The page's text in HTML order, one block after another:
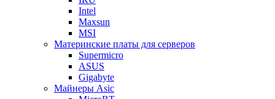
Intel
Maxsun
MSI
Материнские платы для серверов
Supermicro
ASUS
Gigabyte
Майнеры Asic